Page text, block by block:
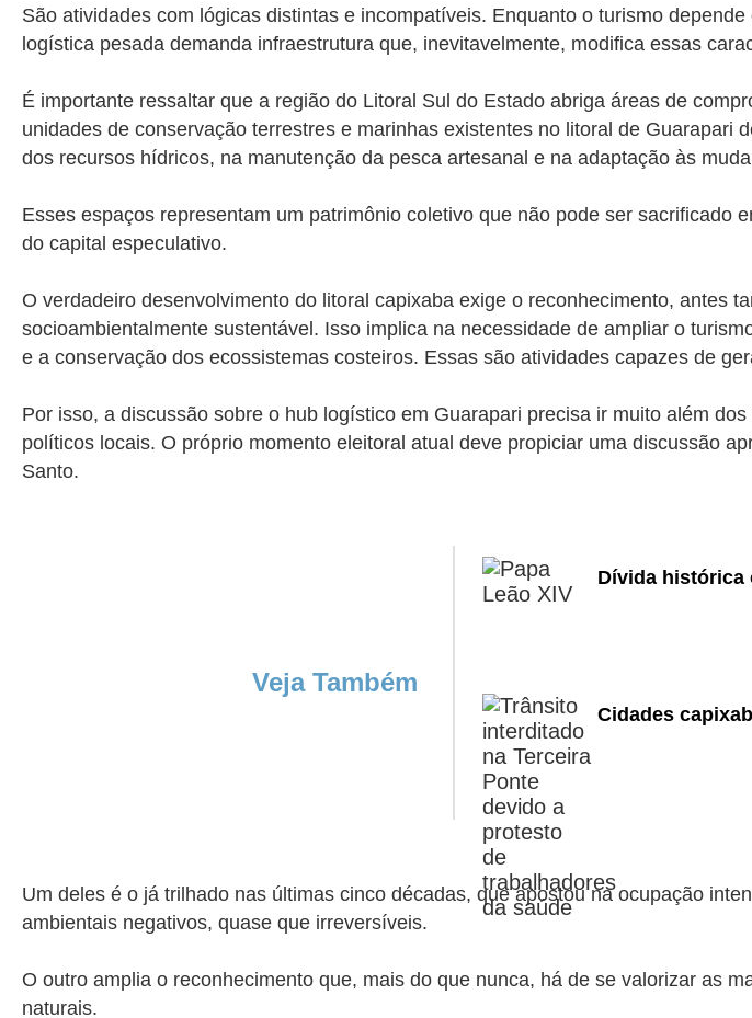
São atividades com lógicas distintas e incompatíveis. Enquanto o turismo
logística pesada demanda infraestrutura que, inevitavelmente, modifica essas
É importante ressaltar que a região do Litoral Sul do Estado abriga áreas de
unidades de conservação terrestres e marinhas existentes no litoral de
dos recursos hídricos, na manutenção da pesca artesanal e na adaptação às
Esses espaços representam um patrimônio coletivo que não pode ser
do capital especulativo.
O verdadeiro desenvolvimento do litoral capixaba exige o reconhecimento, antes
socioambientalmente sustentável. Isso implica na necessidade de ampliar o
e a conservação dos ecossistemas costeiros. Essas são atividades capazes de
Por isso, a discussão sobre o hub logístico em Guarapari precisa ir muito além
políticos locais. O próprio momento eleitoral atual deve propiciar uma discussão
Santo.
Veja Também
Dívida histórica
Cidades
Um deles é o já trilhado nas últimas cinco décadas, que apostou na ocupação
ambientais negativos, quase que irreversíveis.
O outro amplia o reconhecimento que, mais do que nunca, há de se valorizar as
naturais.